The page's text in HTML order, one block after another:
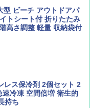
年 9 月号【特別付録:
布 ランダム2種】
ＡＮ)
・ウォーズ
地球の歩き方D アジア
ション 山善] ポップアッ
広げて畳める パッとサ
ューブ フルクローズ メ
タッチテント キャンプ
スピーク) 着替えテン
ト 【中が透けない】 1
型 ビーチ アウトドアパ
トシート付 折りたたみ
高さ調整 軽量 収納袋付
レス保冷剤 2個セット 2
冷凍 空間倍増 衛生的
持ち